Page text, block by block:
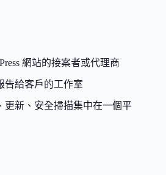
網站的接案者或代理商
告給客戶的工作室
更新、安全掃描集中在一個平